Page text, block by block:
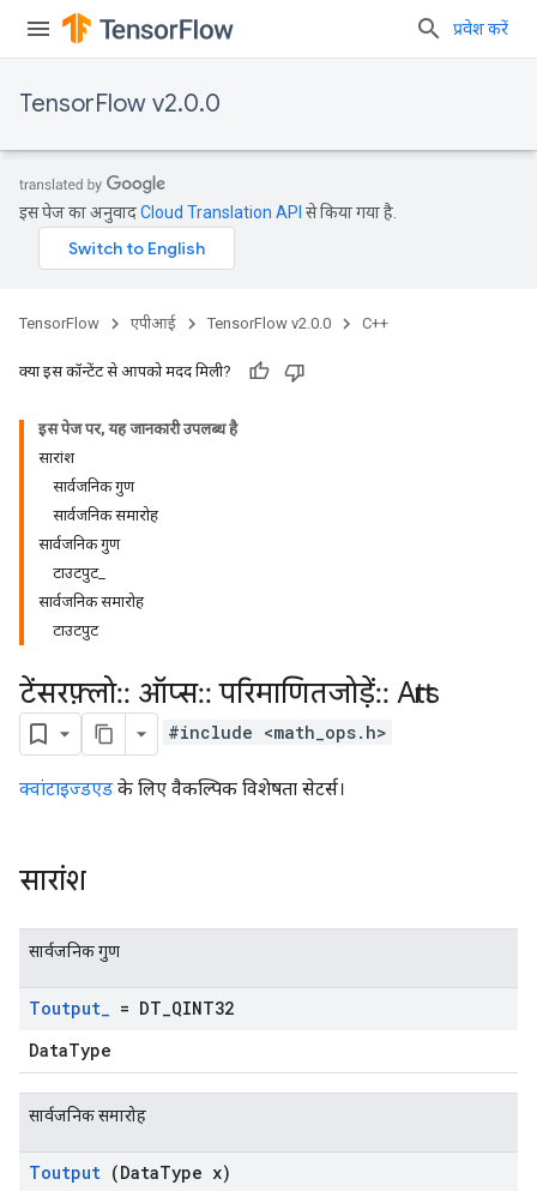
प्रवेश करें
TensorFlow v2.0.0
इस पेज का अनुवादCloud Translation API से किया गया है.
TensorFlow एपीआई TensorFlow v2.0.0 C++
क्या इस कॉन्टेंट से आपको मदद मिली?
इस पेज पर, यह जानकारी उपलब्ध है
सारांश
सार्वजनिक गुण
सार्वजनिक समारोह
सार्वजनिक गुण
टाउटपुट_
सार्वजनिक समारोह
टाउटपुट
टेंसरफ़्लो:: ऑप्स:: परिमाणितजोड़ें:: Attrs
#include <math_ops.h>
क्वांटाइज्डएड के लिए वैकल्पिक विशेषता सेटर्स।
सारांश
सार्वजनिक गुण
Toutput_ = DT QINT32
DataType
सार्वजनिक समारोह
Toutput (DataType x)